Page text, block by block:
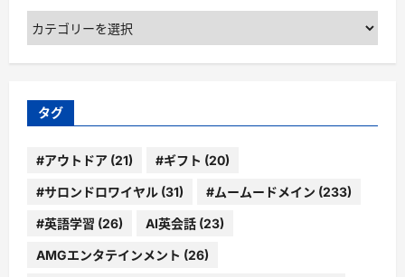
カ
テ
ゴ
ー
タグ
#アウトドア (21) #ギフト (20)
#サロンドロワイヤル (31) #ムームードメイン (233)
#英語学習 (26) AI英会話 (23)
AMGエンタテインメント (26)